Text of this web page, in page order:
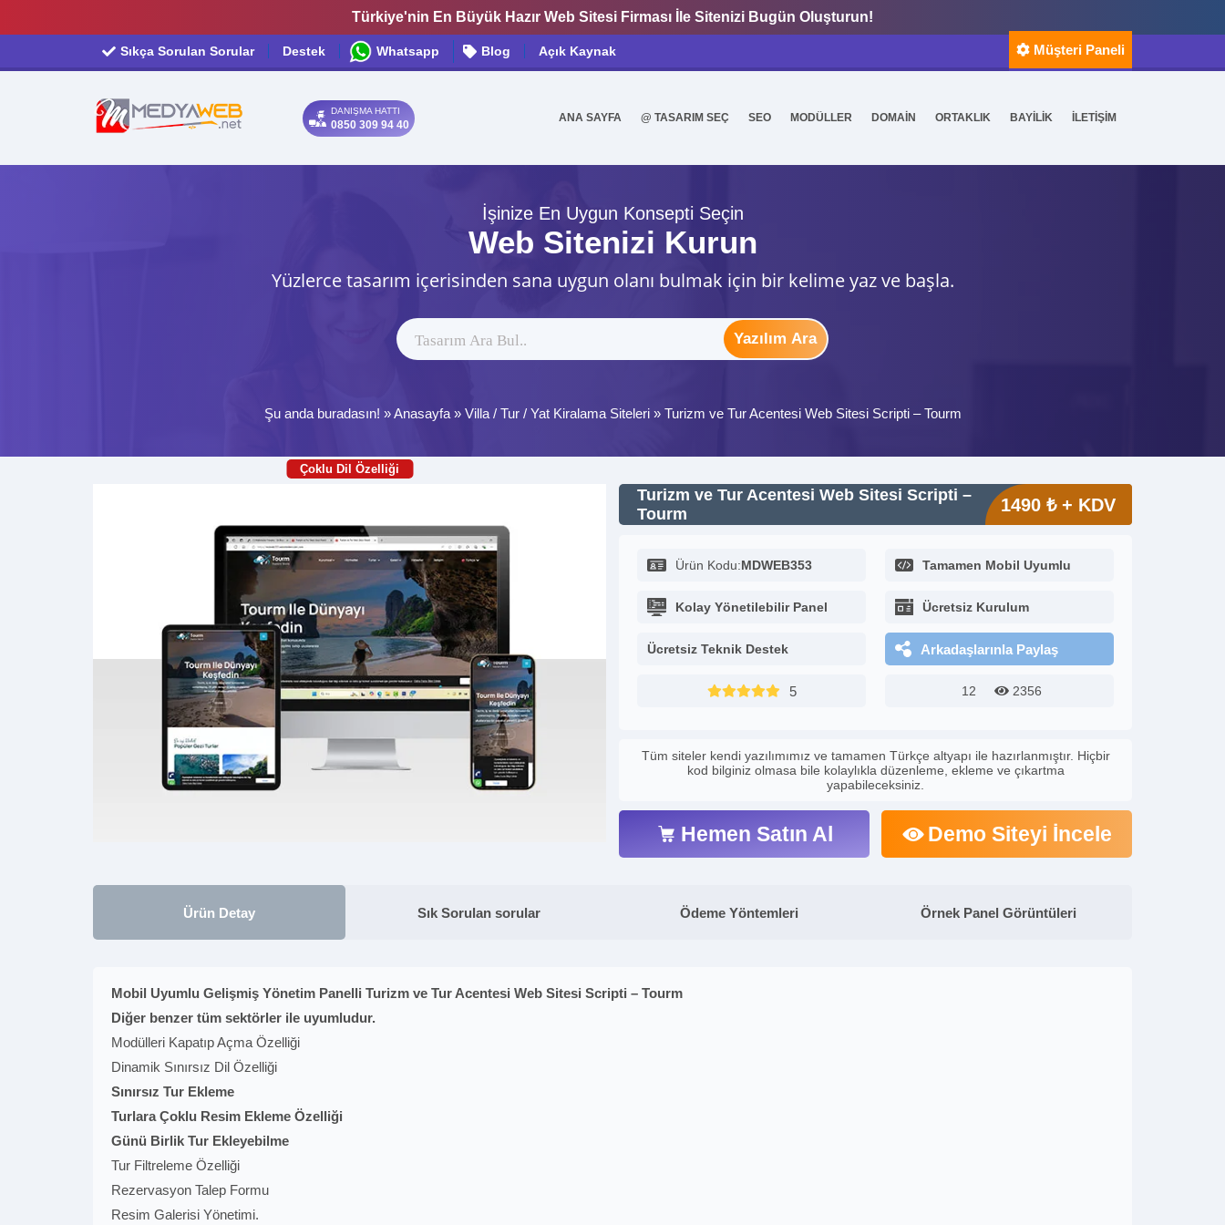
Türkiye'nin En Büyük Hazır Web Sitesi Firması İle Sitenizi Bugün Oluşturun!
Sıkça Sorulan Sorular Destek Whatsapp Blog Açık Kaynak Müşteri Paneli
DANIŞMA HATTI
0850 309 94 40
ANA SAYFA @ TASARIM SEÇ SEO MODÜLLER DOMAİN ORTAKLIK BAYİLİK İLETİŞİM
İşinize En Uygun Konsepti Seçin
Web Sitenizi Kurun
Yüzlerce tasarım içerisinden sana uygun olanı bulmak için bir kelime yaz ve başla.
Yazılım Ara
Şu anda buradasın! »Anasayfa» Villa / Tur / Yat Kiralama Siteleri» Turizm ve Tur Acentesi Web Sitesi Scripti – Tourm
Çoklu Dil Özelliği
Turizm ve Tur Acentesi Web Sitesi Scripti –
Tourm
1490 ₺ + KDV
Ürün Kodu:MDWEB353 Tamamen Mobil Uyumlu
Kolay Yönetilebilir Panel Ücretsiz Kurulum
Ücretsiz Teknik Destek Arkadaşlarınla Paylaş
5 12 2356
Tüm siteler kendi yazılımımız ve tamamen Türkçe altyapı ile hazırlanmıştır. Hiçbir
kod bilginiz olmasa bile kolaylıkla düzenleme, ekleme ve çıkartma
yapabileceksiniz.
Hemen Satın Al Demo Siteyi İncele
Ürün Detay Sık Sorulan sorular Ödeme Yöntemleri Örnek Panel Görüntüleri
Mobil Uyumlu Gelişmiş Yönetim Panelli Turizm ve Tur Acentesi Web Sitesi Scripti – Tourm
Diğer benzer tüm sektörler ile uyumludur.
Modülleri Kapatıp Açma Özelliği
Dinamik Sınırsız Dil Özelliği
Sınırsız Tur Ekleme
Turlara Çoklu Resim Ekleme Özelliği
Günü Birlik Tur Ekleyebilme
Tur Filtreleme Özelliği
Rezervasyon Talep Formu
Resim Galerisi Yönetimi.